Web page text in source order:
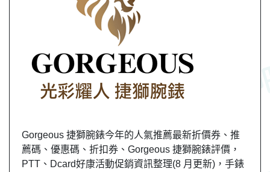
Gorgeous 捷獅腕錶今年的人氣推薦最新折價券、推
薦碼、優惠碼、折扣券、Gorgeous 捷獅腕錶評價，
PTT、Dcard好康活動促銷資訊整理(8 月更新)，手錶